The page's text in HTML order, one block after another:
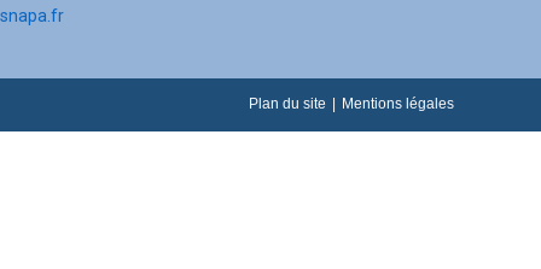
Plan du site Mentions légales